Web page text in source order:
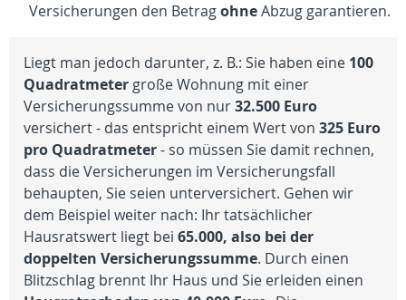
Versicherungen den BetragohneAbzug garantieren.
Liegt man jedoch darunter, z. B.: Sie haben eine 100
Quadratmetergroße Wohnung mit einer
Versicherungssumme von nur32.500 Euro
versichert - das entspricht einem Wert von 325 Euro
pro Quadratmeter- so müssen Sie damit rechnen,
dass die Versicherungen im Versicherungsfall
behaupten, Sie seien unterversichert. Gehen wir
dem Beispiel weiter nach: Ihr tatsächlicher
Hausratswert liegt bei 65.000, also bei der
doppelten Versicherungssumme. Durch einen
Blitzschlag brennt Ihr Haus und Sie erleiden einen